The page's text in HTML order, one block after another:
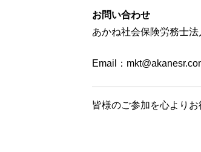
お問い合わせ
あかね社会保険労務士法
Email：
皆様のご参加を心よりお